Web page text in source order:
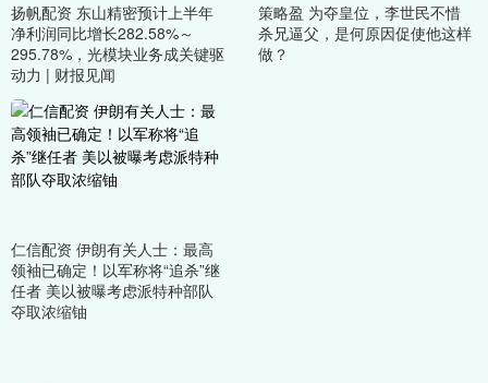
扬帆配资 东山精密预计上半年
净利润同比增长282.58%～
295.78%，光模块业务成关键驱
动力 | 财报见闻
策略盈 为夺皇位，李世民不惜
杀兄逼父，是何原因促使他这样
做？
仁信配资 伊朗有关人士：最高
领袖已确定！以军称将“追杀”继
任者 美以被曝考虑派特种部队
夺取浓缩铀